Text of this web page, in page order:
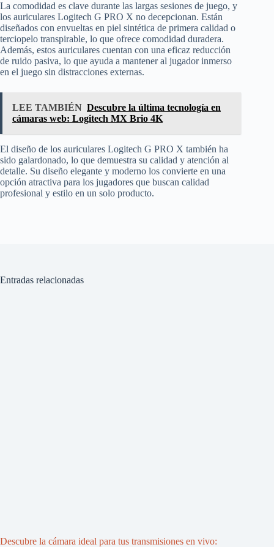
La comodidad es clave durante las largas sesiones de juego, y
los auriculares Logitech G PRO X no decepcionan. Están
diseñados con envueltas en piel sintética de primera calidad o
terciopelo transpirable, lo que ofrece comodidad duradera.
Además, estos auriculares cuentan con una eficaz reducción
de ruido pasiva, lo que ayuda a mantener al jugador inmerso
en el juego sin distracciones externas.
LEE TAMBIÉN Descubre la última tecnología en
cámaras web: Logitech MX Brio 4K
El diseño de los auriculares Logitech G PRO X también ha
sido galardonado, lo que demuestra su calidad y atención al
detalle. Su diseño elegante y moderno los convierte en una
opción atractiva para los jugadores que buscan calidad
profesional y estilo en un solo producto.
Entradas relacionadas
Descubre la cámara ideal para tus transmisiones en vivo: